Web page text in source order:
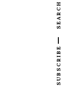
SEARCH
SUBSCRIBE